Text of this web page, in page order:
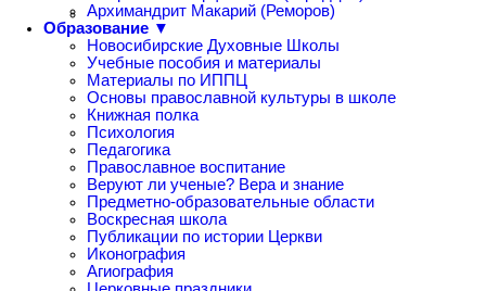
Архимандрит Макарий (Реморов)
Образование ▼
Новосибирские Духовные Школы
Учебные пособия и материалы
Материалы по ИППЦ
Основы православной культуры в школе
Книжная полка
Психология
Педагогика
Православное воспитание
Веруют ли ученые? Вера и знание
Предметно-образовательные области
Воскресная школа
Публикации по истории Церкви
Иконография
Агиография